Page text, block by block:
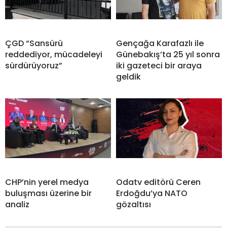
ÇGD “Sansürü
reddediyor, mücadeleyi
sürdürüyoruz”
Gençağa Karafazlı ile
Günebakış’ta 25 yıl sonra
iki gazeteci bir araya
geldik
CHP’nin yerel medya
buluşması üzerine bir
analiz
Odatv editörü Ceren
Erdoğdu’ya NATO
gözaltısı